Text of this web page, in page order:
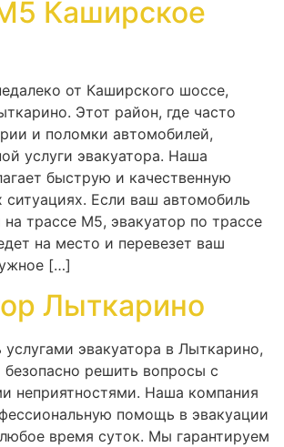
Каширское
от Каширского шоссе,
Этот район, где часто
и поломки автомобилей,
услуги эвакуатора. Наша
быструю и качественную
Если ваш автомобиль
трассе М5, эвакуатор по трассе
на место и перевезет ваш
[…]
Лыткарино
услугами эвакуатора в Лыткарино,
решить вопросы с
неприятностями. Наша компания
помощь в эвакуации
время суток. Мы гарантируем